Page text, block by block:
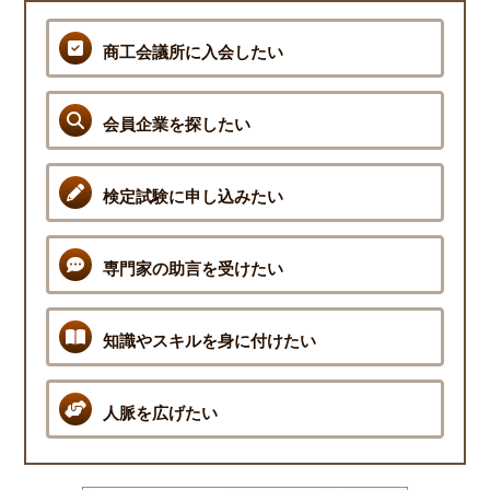
商工会議所に入会したい
会員企業を探したい
検定試験に申し込みたい
専門家の助言を受けたい
知識やスキルを身に付けたい
人脈を広げたい